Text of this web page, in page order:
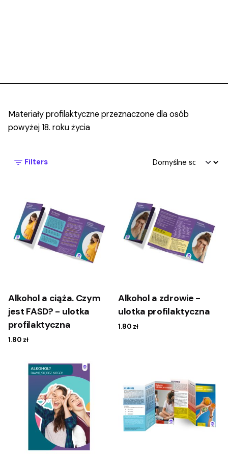
Materiały profilaktyczne przeznaczone dla osób
powyżej 18. roku życia
Filters
Alkohol a ciąża. Czym
jest FASD? - ulotka
profilaktyczna
1.80 zł
Alkohol a zdrowie -
ulotka profilaktyczna
1.80 zł